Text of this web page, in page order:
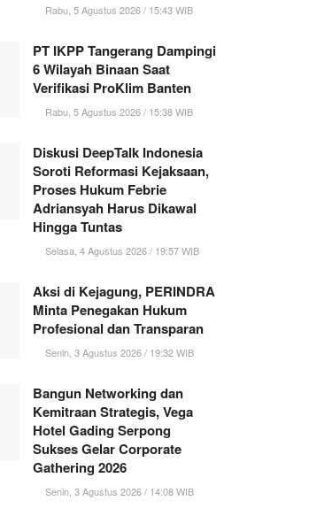
Rabu, 5 Agustus 2026 / 15:43 WIB
PT IKPP Tangerang Dampingi
6 Wilayah Binaan Saat
Verifikasi ProKlim Banten
Rabu, 5 Agustus 2026 / 15:38 WIB
Diskusi DeepTalk Indonesia
Soroti Reformasi Kejaksaan,
Proses Hukum Febrie
Adriansyah Harus Dikawal
Hingga Tuntas
Selasa, 4 Agustus 2026 / 19:57 WIB
Aksi di Kejagung, PERINDRA
Minta Penegakan Hukum
Profesional dan Transparan
Senin, 3 Agustus 2026 / 19:32 WIB
Bangun Networking dan
Kemitraan Strategis, Vega
Hotel Gading Serpong
Sukses Gelar Corporate
Gathering 2026
Senin, 3 Agustus 2026 / 14:08 WIB